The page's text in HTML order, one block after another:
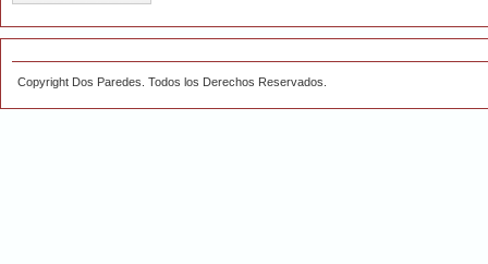
Copyright Dos Paredes. Todos los Derechos Reservados.